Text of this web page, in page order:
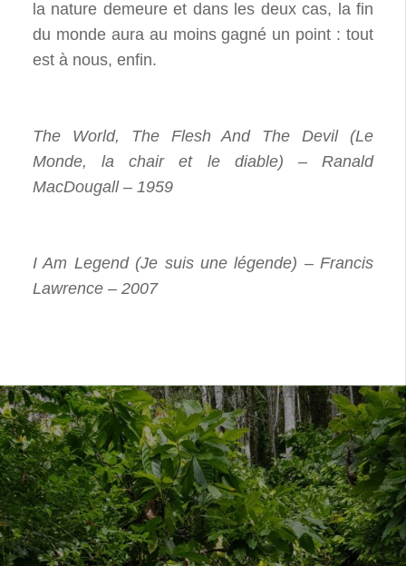
la nature demeure et dans les deux cas, la fin
du monde aura au moins gagné un point : tout
est à nous, enfin.
The World, The Flesh And The Devil (Le
Monde, la chair et le diable) – Ranald
MacDougall – 1959
I Am Legend (Je suis une légende) – Francis
Lawrence – 2007